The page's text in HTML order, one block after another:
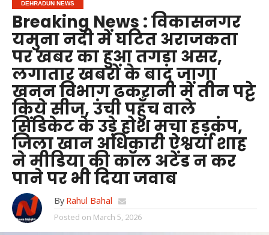
DEHRADUN NEWS
Breaking News : विकासनगर
यमुना नदी में घटित अराजकता
पर खबर का हुआ तगड़ा असर,
लगातार खबरों के बाद जागा
खनन विभाग ढकरानी में तीन पट्टे
किये सीज, उंची पहुँच वाले
सिंडिकेट के उड़े होश मचा हड़कंप,
जिला खान अधिकारी ऐश्वर्या शाह
ने मीडिया की काॅल अटेंड न कर
पाने पर भी दिया जवाब
By Rahul Bahal
Posted on March 5, 2026